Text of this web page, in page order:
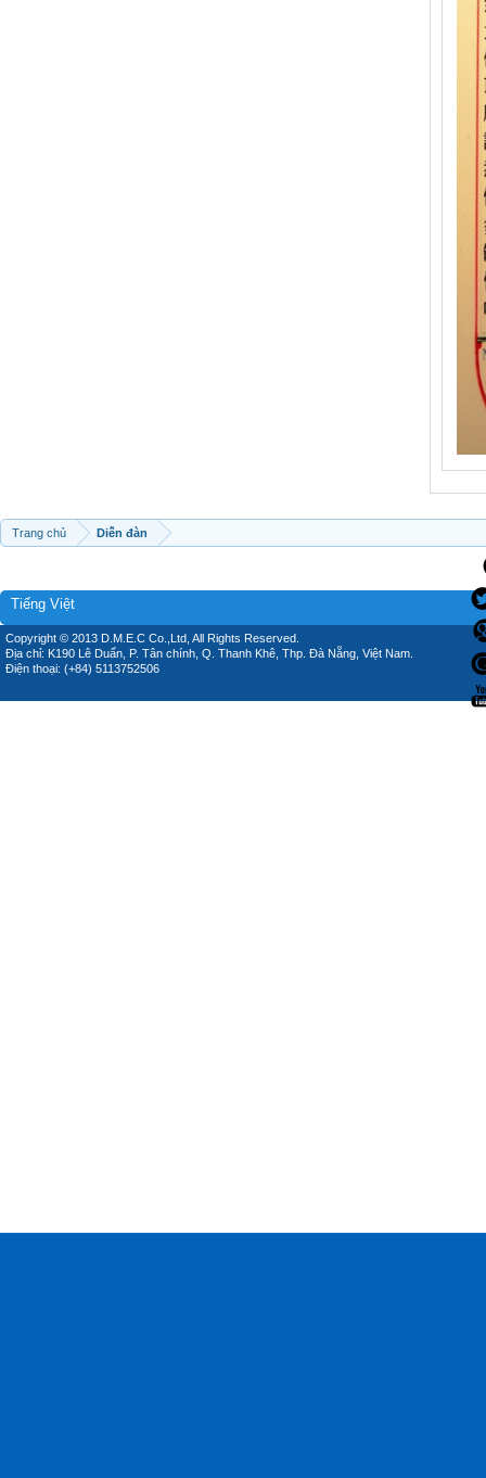
Trang chủ Diễn đàn
Tiếng Việt
Copyright © 2013 D.M.E.C Co.,Ltd, All Rights Reserved.
Địa chỉ: K190 Lê Duẩn, P. Tân chính, Q. Thanh Khê, Thp. Đà Nẵng, Việt Nam.
Điện thoại: (+84) 5113752506